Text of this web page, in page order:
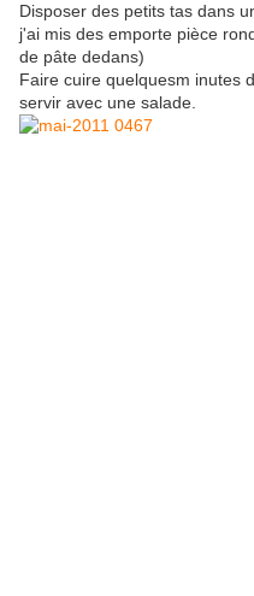
Disposer des petits tas dans
j'ai mis des emporte pièce
de pâte dedans)
Faire cuire quelquesm inutes
servir avec une salade.